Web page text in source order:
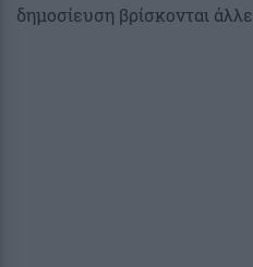
δημοσίευση βρίσκονται